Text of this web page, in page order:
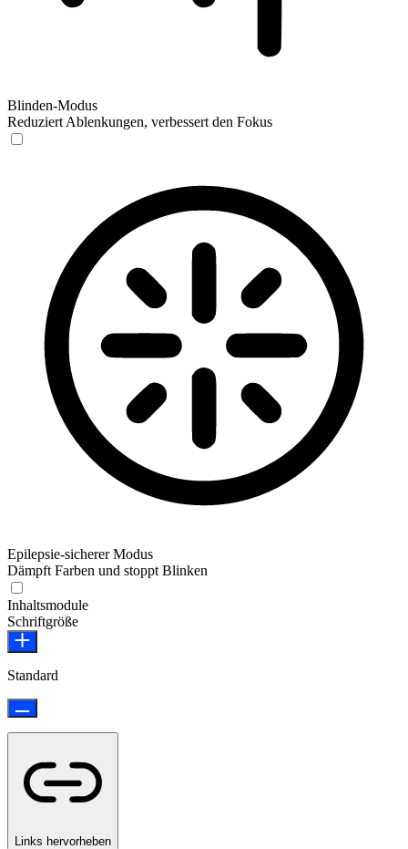
Blinden-Modus
Reduziert Ablenkungen, verbessert den Fokus
Epilepsie-sicherer Modus
Dämpft Farben und stoppt Blinken
Inhaltsmodule
Schriftgröße
Standard
Links hervorheben